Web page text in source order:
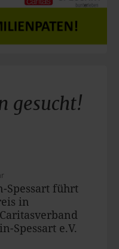
gesucht!
Spessart führt
in
Spessart e.V.